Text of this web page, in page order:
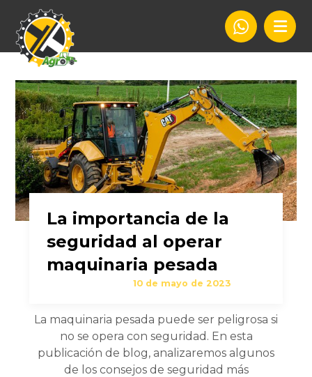
La importancia de la
seguridad al operar
maquinaria pesada
10 de mayo de 2023
La maquinaria pesada puede ser peligrosa si
no se opera con seguridad. En esta
publicación de blog, analizaremos algunos
de los consejos de seguridad más